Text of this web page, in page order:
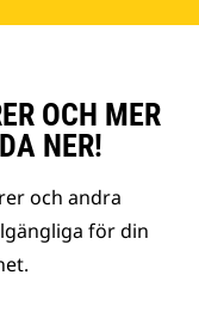
OCH MER
NER!
och andra
för din